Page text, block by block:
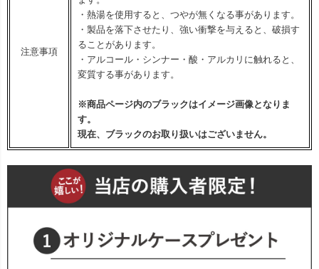
注意事項
・熱湯を使用すると、つやが無くなる事があります。
・製品を落下させたり、強い衝撃を与えると、破損す
ることがあります。
・アルコール・シンナー・酸・アルカリに触れると、
変質する事があります。
※商品ページ内のブラックはイメージ画像となりま
す。
現在、ブラックのお取り扱いはございません。